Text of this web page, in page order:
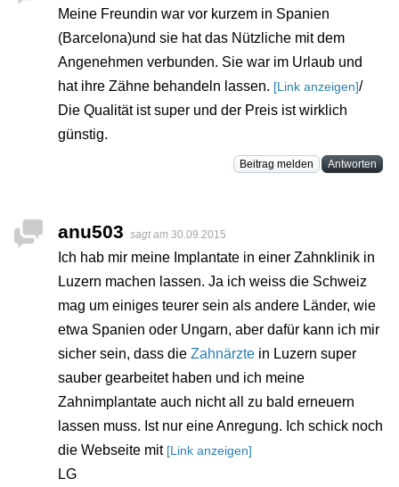
Meine Freundin war vor kurzem in Spanien
(Barcelona)und sie hat das Nützliche mit dem
Angenehmen verbunden. Sie war im Urlaub und
hat ihre Zähne behandeln lassen. [Link anzeigen]/
Die Qualität ist super und der Preis ist wirklich
günstig.
Beitrag melden Antworten
anu503 sagt am 30.09.2015
Ich hab mir meine Implantate in einer Zahnklinik in
Luzern machen lassen. Ja ich weiss die Schweiz
mag um einiges teurer sein als andere Länder, wie
etwa Spanien oder Ungarn, aber dafür kann ich mir
sicher sein, dass die Zahnärzte in Luzern super
sauber gearbeitet haben und ich meine
Zahnimplantate auch nicht all zu bald erneuern
lassen muss. Ist nur eine Anregung. Ich schick noch
die Webseite mit [Link anzeigen]
LG